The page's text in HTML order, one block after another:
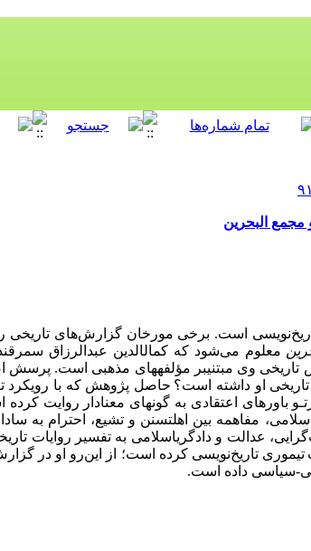
مجمع البحرین
است. برخی مورخان گزارش‌های تاریخی را
معلوم می‌شود که کمال­الدین عبدالرزاق
وی مبتنی­بر مؤلفه­های ­مذهبی است. پرسش
او داشته است؟ حاصل پژوهش که با رویکرد
باورهای اعتقادی به گونه­ای معنادار روایت
مفاهمه­ بین اهل­تسنن و تشیع، احترام به
گرایی، عدالت و دادگری­اسلامی به تفسیر روایات
­تیموری تاریخ‌نویسی کرده است؛ از این‌رو او در
سیاسی داده است.